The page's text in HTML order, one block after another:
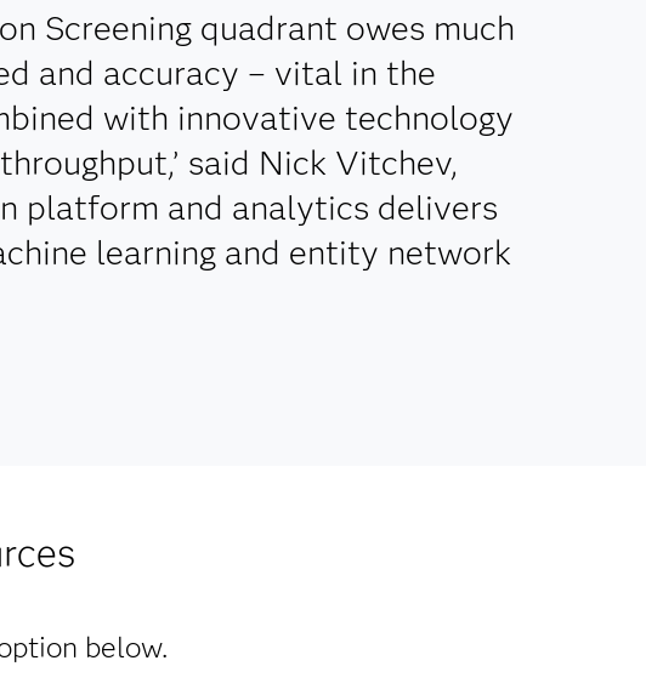
Screening quadrant owes much
and accuracy – vital in the
with innovative technology
said Nick Vitchev,
platform and analytics delivers
learning and entity network
below.